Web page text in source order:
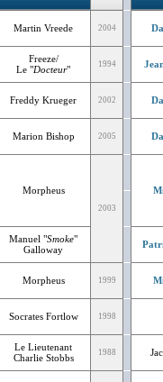
Martin Vreede 2004
Freeze/
Le "Docteur" 1994
Freddy Krueger 2002
Marion Bishop 2005
Morpheus
2003
Manuel "Smoke"
Galloway
Morpheus 1999
Socrates Fortlow 1998
Le Lieutenant
Charlie Stobbs
1988